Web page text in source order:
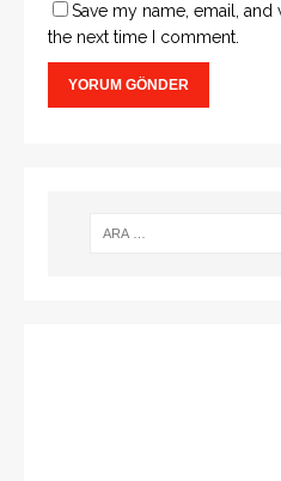
Save my name, email,
the next time I comment.